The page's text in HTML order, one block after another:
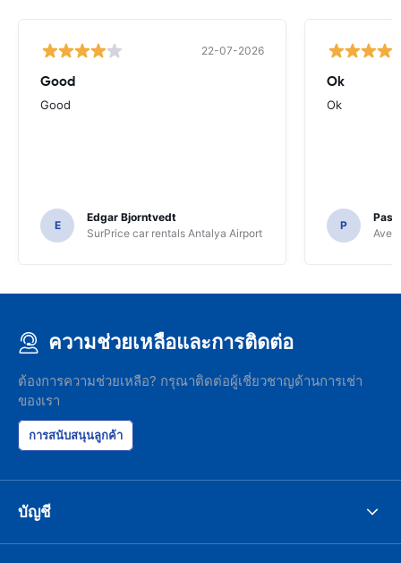
22-07-2026
Good
Good
E
Edgar Bjorntvedt
SurPrice car rentals Antalya Airport
Ok
Ok
P
Avec
ความช่วยเหลือและการติดต่อ
ต้องการความช่วยเหลือ? กรุณาติดต่อผู้เชี่ยวชาญด้านการเช่า
ของเรา
การสนับสนุนลูกค้า
บัญชี